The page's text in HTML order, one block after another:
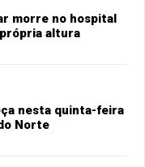
morre no hospital
altura
nesta quinta-feira
Norte